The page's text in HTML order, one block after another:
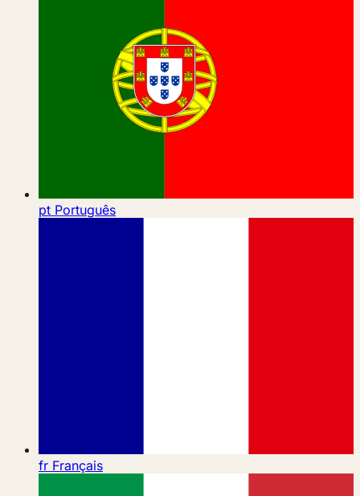
pt Português
fr Français